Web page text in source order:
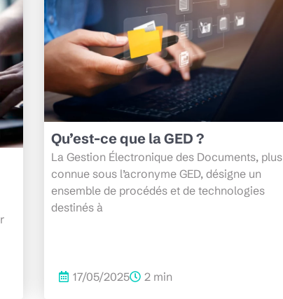
Qu’est-ce que la GED ?
La Gestion Électronique des Documents, plus
connue sous l’acronyme GED, désigne un
ensemble de procédés et de technologies
destinés à
17/05/2025 2 min